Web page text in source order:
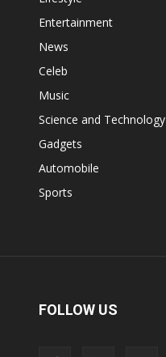
Entertainment
News
Celeb
Music
Science and Technology
Gadgets
Automobile
Sports
FOLLOW US